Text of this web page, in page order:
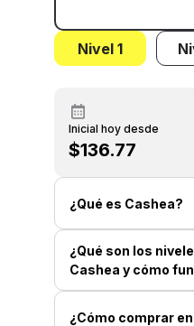
Nivel 1
Inicial hoy desde
$136.77
¿Qué es Cashea?
¿Qué son los
Cashea y cómo
¿Cómo comprar